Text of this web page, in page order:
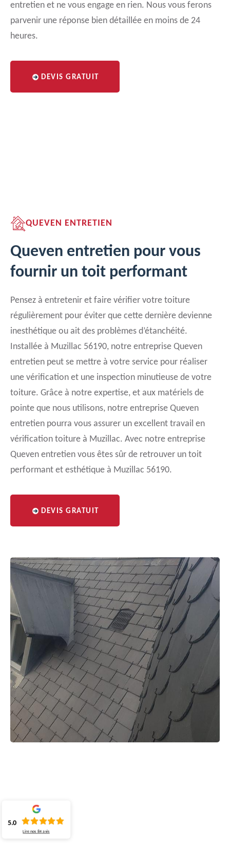
entretien et ne vous engage en rien. Nous vous ferons
parvenir une réponse bien détaillée en moins de 24
heures.
DEVIS GRATUIT
QUEVEN ENTRETIEN
Queven entretien pour vous
fournir un toit performant
Pensez à entretenir et faire vérifier votre toiture
régulièrement pour éviter que cette dernière devienne
inesthétique ou ait des problèmes d’étanchéité.
Installée à Muzillac 56190, notre entreprise Queven
entretien peut se mettre à votre service pour réaliser
une vérification et une inspection minutieuse de votre
toiture. Grâce à notre expertise, et aux matériels de
pointe que nous utilisons, notre entreprise Queven
entretien pourra vous assurer un excellent travail en
vérification toiture à Muzillac. Avec notre entreprise
Queven entretien vous êtes sûr de retrouver un toit
performant et esthétique à Muzillac 56190.
DEVIS GRATUIT
5.0
Lire nos84 avis